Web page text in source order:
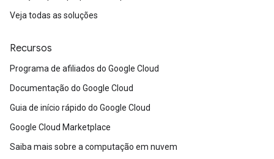
Veja todas as soluções
Recursos
Programa de afiliados do Google Cloud
Documentação do Google Cloud
Guia de início rápido do Google Cloud
Google Cloud Marketplace
Saiba mais sobre a computação em nuvem